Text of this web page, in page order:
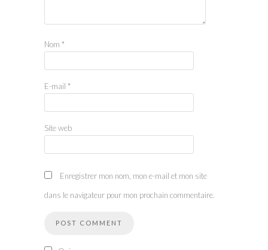
Nom *
E-mail *
Site web
Enregistrer mon nom, mon e-mail et mon site
dans le navigateur pour mon prochain commentaire.